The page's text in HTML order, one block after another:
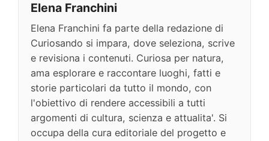
Elena Franchini
Elena Franchini fa parte della redazione di
Curiosando si impara, dove seleziona, scrive
e revisiona i contenuti. Curiosa per natura,
ama esplorare e raccontare luoghi, fatti e
storie particolari da tutto il mondo, con
l'obiettivo di rendere accessibili a tutti
argomenti di cultura, scienza e attualita'. Si
occupa della cura editoriale del progetto e